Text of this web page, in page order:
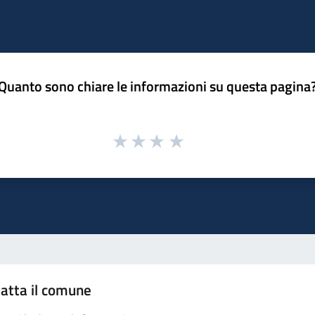
sono chiare le informazioni su questa
il comune